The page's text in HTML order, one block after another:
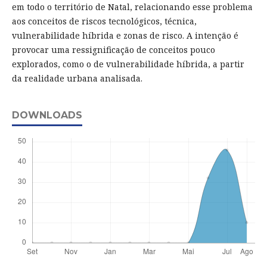
em todo o território de Natal, relacionando esse problema
aos conceitos de riscos tecnológicos, técnica,
vulnerabilidade híbrida e zonas de risco. A intenção é
provocar uma ressignificação de conceitos pouco
explorados, como o de vulnerabilidade híbrida, a partir
da realidade urbana analisada.
DOWNLOADS